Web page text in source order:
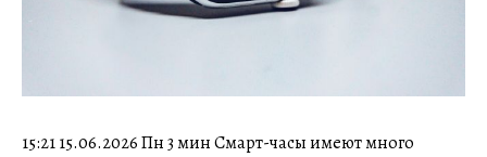
15:21 15.06.2026 Пн 3 мин Смарт-часы имеют много